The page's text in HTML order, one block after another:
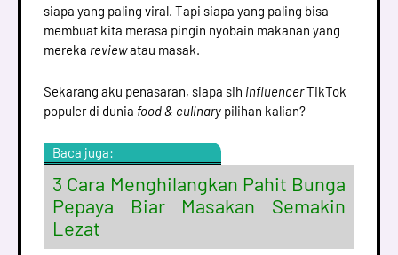
siapa yang paling viral. Tapi siapa yang paling bisa
membuat kita merasa pingin nyobain makanan yang
mereka reviewatau masak.
Sekarang aku penasaran, siapa sih influencerTikTok
populer di dunia food & culinary pilihan kalian?
Baca juga:
3 Cara Menghilangkan Pahit Bunga
Pepaya Biar Masakan Semakin
Lezat